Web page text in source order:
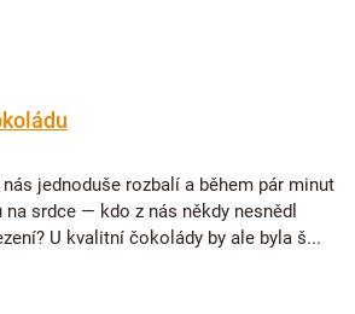
jednoduše rozbalí a během pár minut
srdce — kdo z nás někdy nesnědl
U kvalitní čokolády by ale byla š...